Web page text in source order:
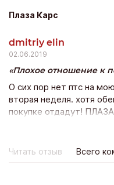
Плаза Карс
dmitriy elin
02.06.2019
Плохое отношение к
О сих пор нет птс на
вторая неделя. хотя
покупке отдадут!
отношение персоанала
одолжение мне делали.
Читать отзыв
Всего